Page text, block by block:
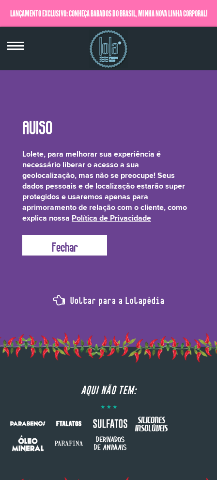
LANÇAMENTO EXCLUSIVO: CONHEÇA BABADOS DO BRASIL, MINHA NOVA LINHA CORPORAL!
QUERO SABER MAIS
Jasminum Officinale (Jasmine) Extract
É o Extrato Essencial de Absoluto Jasmim! Com propriedades relaxantes,
anti-inflamatórias, antissépticas, cicatrizantes e emolientes.
Voltar para a Lolapédia
AQUI NÃO TEM:
Lolete, para melhorar sua experiência é
necessário liberar o acesso a sua
geolocalização, mas não se preocupe! Seus
dados pessoais e de localização estarão super
protegidos e usaremos apenas para
aprimoramento de relação com o cliente, como
explica nossa Política de Privacidade